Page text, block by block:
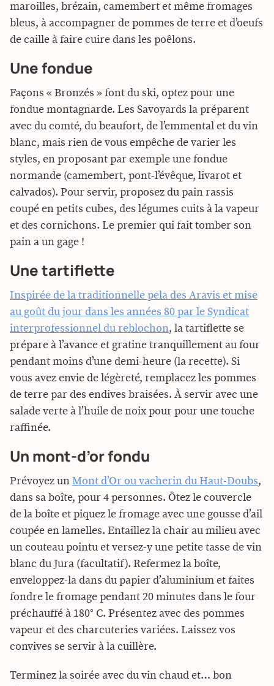
maroilles, brézain, camembert et même fromages
bleus, à accompagner de pommes de terre et d’oeufs
de caille à faire cuire dans les poêlons.
Une fondue
Façons « Bronzés » font du ski, optez pour une
fondue montagnarde. Les Savoyards la préparent
avec du comté, du beaufort, de l’emmental et du vin
blanc, mais rien de vous empêche de varier les
styles, en proposant par exemple une fondue
normande (camembert, pont-l’évêque, livarot et
calvados). Pour servir, proposez du pain rassis
coupé en petits cubes, des légumes cuits à la vapeur
et des cornichons. Le premier qui fait tomber son
pain a un gage !
Une tartiflette
Inspirée de la traditionnelle pela des Aravis et mise
au goût du jour dans les années 80 par le Syndicat
interprofessionnel du reblochon, la tartiflette se
prépare à l’avance et gratine tranquillement au four
pendant moins d’une demi-heure (la recette). Si
vous avez envie de légèreté, remplacez les pommes
de terre par des endives braisées. À servir avec une
salade verte à l’huile de noix pour pour une touche
raffinée.
Un mont-d’or fondu
Prévoyez un Mont d’Or ou vacherin du Haut-Doubs,
dans sa boîte, pour 4 personnes. Ôtez le couvercle
de la boîte et piquez le fromage avec une gousse d’ail
coupée en lamelles. Entaillez la chair au milieu avec
un couteau pointu et versez-y une petite tasse de vin
blanc du Jura (facultatif). Refermez la boîte,
enveloppez-la dans du papier d’aluminium et faites
fondre le fromage pendant 20 minutes dans le four
préchauffé à 180° C. Présentez avec des pommes
vapeur et des charcuteries variées. Laissez vos
convives se servir à la cuillère.
Terminez la soirée avec du vin chaud et… bon